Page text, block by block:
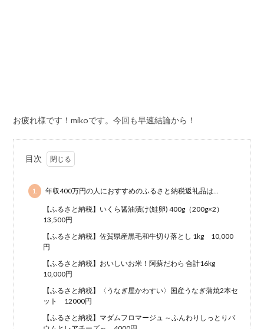
お疲れ様です！mikoです。今回も早速結論から！
目次
1. 年収400万円の人におすすめのふるさと納税返礼品は…
【ふるさと納税】いくら醤油漬け(鮭卵) 400g（200g×2）
13,500円
【ふるさと納税】佐賀県産黒毛和牛切り落とし 1kg 10,000
円
【ふるさと納税】おいしいお米！阿蘇だわら 合計16kg
10,000円
【ふるさと納税】〈うなぎ屋かわすい〉国産うなぎ蒲焼2本セ
ット 12000円
【ふるさと納税】マダムフロマージュ ～ふんわりしっとりバ